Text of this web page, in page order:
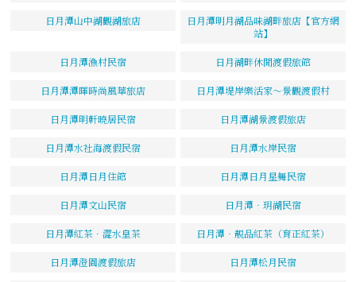
日月潭山中湖觀湖旅店
日月潭明月湖品味湖畔旅店【官方網
站】
日月潭漁村民宿 日月湖畔休閒渡假旅館
日月潭潭暉時尚風華旅店 日月潭堤岸樂活家～景觀渡假村
日月潭明軒曉居民宿 日月潭湖景渡假旅店
日月潭水社海渡假民宿 日月潭水岸民宿
日月潭日月住館 日月潭日月星舞民宿
日月潭文山民宿 日月潭‧玥湖民宿
日月潭紅茶．澀水皇茶 日月潭‧靚品紅茶（育正紅茶）
日月潭澄園渡假旅店 日月潭松月民宿